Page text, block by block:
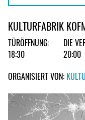
KULTURFABRIK
TÜRÖFFNUNG:
18:30
DIE
20:00
ORGANISIERT VON: